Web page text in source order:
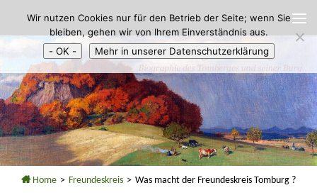
Zum Inhalt springen
Home > Freundeskreis > Was macht der Freundeskreis Tomburg ?
Wir nutzen Cookies nur für den Betrieb der Seite; wenn Sie
bleiben, gehen wir von Ihrem Einverständnis aus.
- OK -
Mehr in unserer Datenschutzerklärung